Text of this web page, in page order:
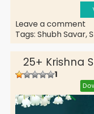
Leave a comment
Tags: Shubh Savar,
25+ Krishna
1